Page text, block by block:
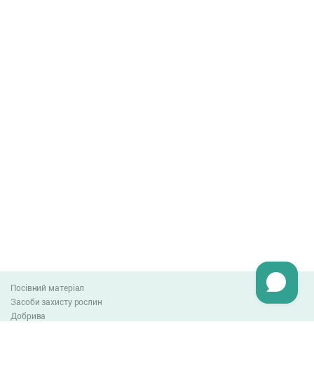
Посівний матеріал
Засоби захисту рослин
Добрива